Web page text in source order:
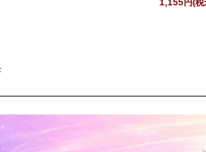
1,155円(税